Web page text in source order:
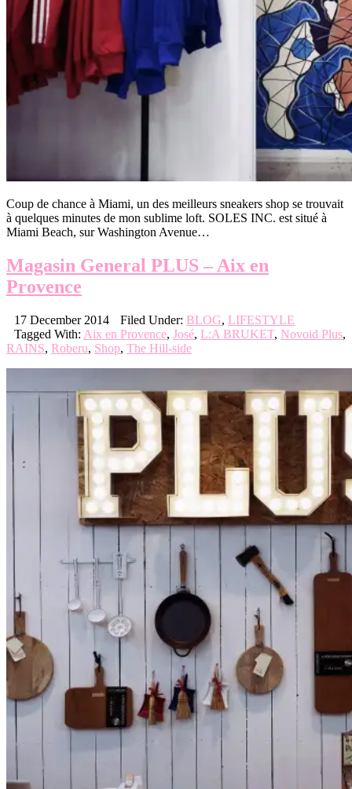
Coup de chance à Miami, un des meilleurs sneakers shop se trouvait
à quelques minutes de mon sublime loft. SOLES INC. est situé à
Miami Beach, sur Washington Avenue…
Magasin General PLUS – Aix en
Provence
17 December 2014 Filed Under: BLOG, LIFESTYLE
Tagged With: Aix en Provence, José, L:A BRUKET, Novoid Plus,
RAINS, Roberu, Shop, The Hill-side